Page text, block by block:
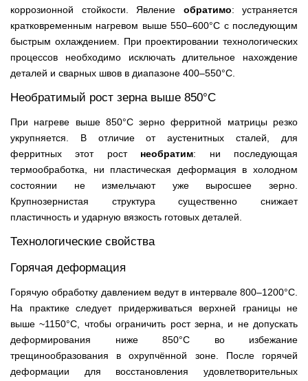
коррозионной стойкости. Явление обратимо: устраняется
кратковременным нагревом выше 550–600°С с последующим
быстрым охлаждением. При проектировании технологических
процессов необходимо исключать длительное нахождение
деталей и сварных швов в диапазоне 400–550°С.
Необратимый рост зерна выше 850°С
При нагреве выше 850°С зерно ферритной матрицы резко
укрупняется. В отличие от аустенитных сталей, для
ферритных этот рост необратим: ни последующая
термообработка, ни пластическая деформация в холодном
состоянии не измельчают уже выросшее зерно.
Крупнозернистая структура существенно снижает
пластичность и ударную вязкость готовых деталей.
Технологические свойства
Горячая деформация
Горячую обработку давлением ведут в интервале 800–1200°С.
На практике следует придерживаться верхней границы не
выше ~1150°С, чтобы ограничить рост зерна, и не допускать
деформирования ниже 850°С во избежание
трещинообразования в охрупчённой зоне. После горячей
деформации для восстановления удовлетворительных